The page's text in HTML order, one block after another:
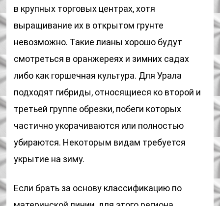
в крупных торговых центрах, хотя
выращивание их в открытом грунте
невозможно. Такие лианы хорошо будут
смотреться в оранжереях и зимних садах
либо как горшечная культура. Для Урала
подходят гибриды, относящиеся ко второй и
третьей группе обрезки, побеги которых
частично укорачиваются или полностью
убираются. Некоторым видам требуется
укрытие на зиму.
Если брать за основу классификацию по